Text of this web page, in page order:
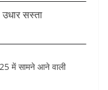
उधार सस्ता
में सामने आने वाली